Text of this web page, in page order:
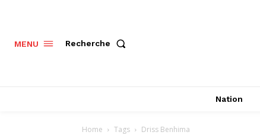
MENU Recherche
Nation
Home Tags Driss Benhima